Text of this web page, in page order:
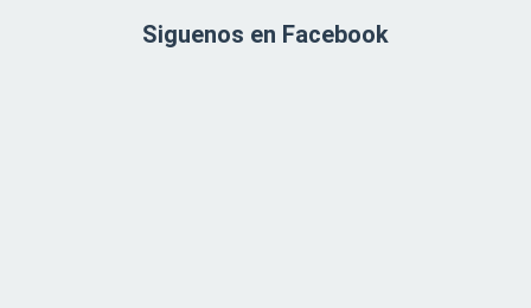
Siguenos en Facebook